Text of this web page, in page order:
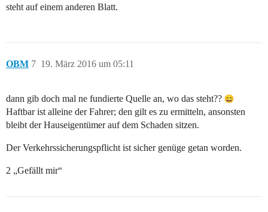
steht auf einem anderen Blatt.
OBM 19. März 2016 um 05:11
7
dann gib doch mal ne fundierte Quelle an, wo das steht??
Haftbar ist alleine der Fahrer; den gilt es zu ermitteln, ansonsten
bleibt der Hauseigentümer auf dem Schaden sitzen.
Der Verkehrssicherungspflicht ist sicher genüge getan worden.
2 „Gefällt mir“